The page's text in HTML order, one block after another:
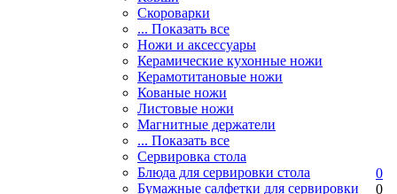
Скороварки
... Показать все
Ножи и аксессуары
Керамические кухонные ножи
Керамотитановые ножи
Кованые ножи
Листовые ножи
Магнитные держатели
... Показать все
Сервировка стола
Блюда для сервировки стола
Бумажные салфетки для сервировки
0
0